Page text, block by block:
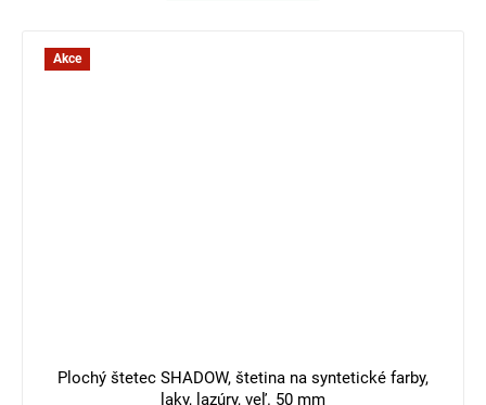
Akce
Plochý štetec SHADOW, štetina na syntetické farby,
laky, lazúry, veľ. 50 mm